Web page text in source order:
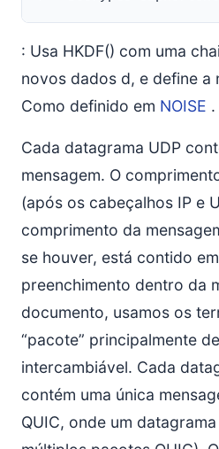
: Usa HKDF() com uma
novos dados d, e define a
Como definido em NOISE .
Cada datagrama UDP
mensagem. O
(após os cabeçalhos IP e
comprimento da
se houver, está contido
preenchimento dentro da
documento, usamos os
“pacote” principalmente
intercambiável. Cada
contém uma única
QUIC, onde um